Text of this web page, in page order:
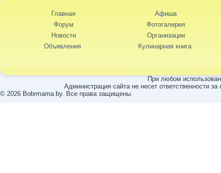
Главная
Форум
Новости
Объявления
Афиша
Фотогалерея
Организации
Кулинарная книга
При любом
Администрация сайта не несет ответственности
© 2026 Bobrmama.by. Все права защищены.